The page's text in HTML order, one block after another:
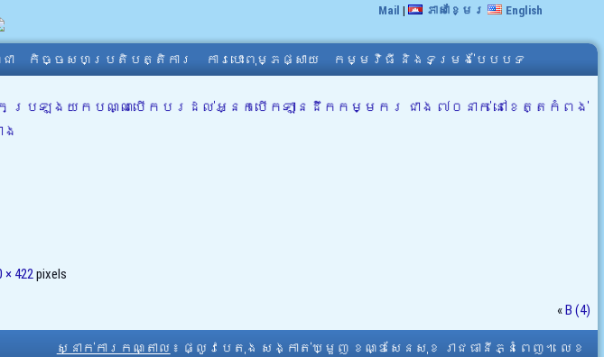
Mail | ភាសាខ្មែរ English
ា កិច្ចសហប្រតិបត្តិការ ការបោះពុម្ភផ្សាយ កម្មវិធី និងទម្រង់បែបបទ
ប្រឡងយកបណ្ណបើកបរដល់អ្នកបើកឡានដឹកកម្មករ ជាង ៧០នាក់ នៅខេត្តកំពង់
ង
× 422pixels
«B (4)
ស្នាក់ការកណ្តាល ៖ ផ្លូវបេតុង សង្កាត់ឃ្មួញ ខណ្ឌសែនសុខ រាជធានីភ្នំពេញ។ លេខ